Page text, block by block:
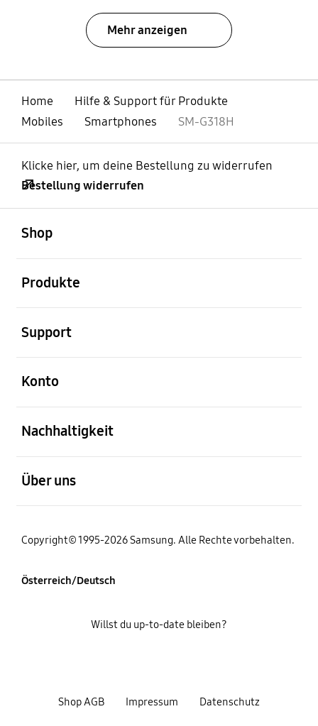
Mehr anzeigen
Home
Hilfe & Support für Produkte
Mobiles
Smartphones SM-G318H
Klicke hier, um deine Bestellung zu widerrufen
Bestellung widerrufen
Shop
Produkte
Support
Konto
Nachhaltigkeit
Über uns
Copyright© 1995-2026 Samsung. Alle Rechte vorbehalten.
Österreich/Deutsch
Shop AGB Impressum Datenschutz
Willst du up-to-date bleiben?